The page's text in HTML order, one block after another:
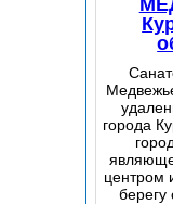
города
центром
берегу